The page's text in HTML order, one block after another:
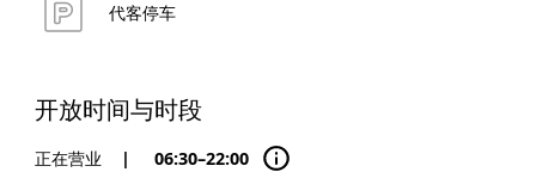
代客停车
开放时间与时段
正在营业 | 06:30–22:00